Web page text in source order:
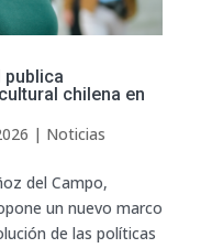
publica
chilena en
| Noticias
del Campo,
un nuevo marco
de las políticas